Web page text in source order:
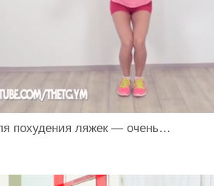
похудения ляжек — очень…